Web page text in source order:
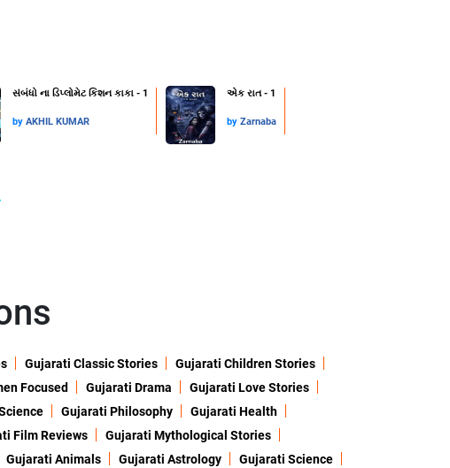
સંબંધો ના ડિપ્લોમેટ કિશન કાકા - 1
by AKHIL KUMAR
એક રાત - 1
by Zarnaba
Gujarati Classic Stories
Gujarati Children Stories
Focused Gujarati Drama
Gujarati Love Stories
Gujarati Philosophy
Gujarati Health
Film Reviews
Gujarati Mythological Stories
Gujarati Animals Gujarati Astrology
Gujarati Science